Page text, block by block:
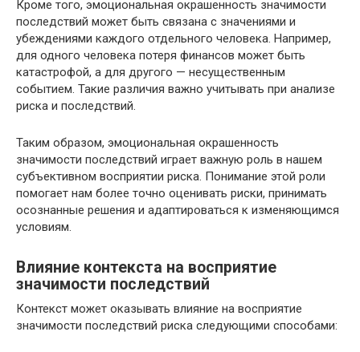
Кроме того, эмоциональная окрашенность значимости
последствий может быть связана с значениями и
убеждениями каждого отдельного человека. Например,
для одного человека потеря финансов может быть
катастрофой, а для другого — несущественным
событием. Такие различия важно учитывать при анализе
риска и последствий.
Таким образом, эмоциональная окрашенность
значимости последствий играет важную роль в нашем
субъективном восприятии риска. Понимание этой роли
помогает нам более точно оценивать риски, принимать
осознанные решения и адаптироваться к изменяющимся
условиям.
Влияние контекста на восприятие
значимости последствий
Контекст может оказывать влияние на восприятие
значимости последствий риска следующими способами: